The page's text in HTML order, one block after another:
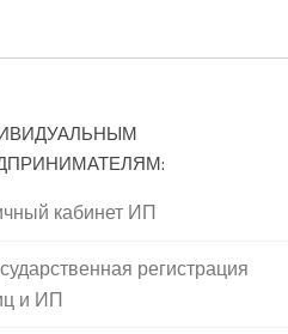
кабинет ИП
регистрация
и ИП